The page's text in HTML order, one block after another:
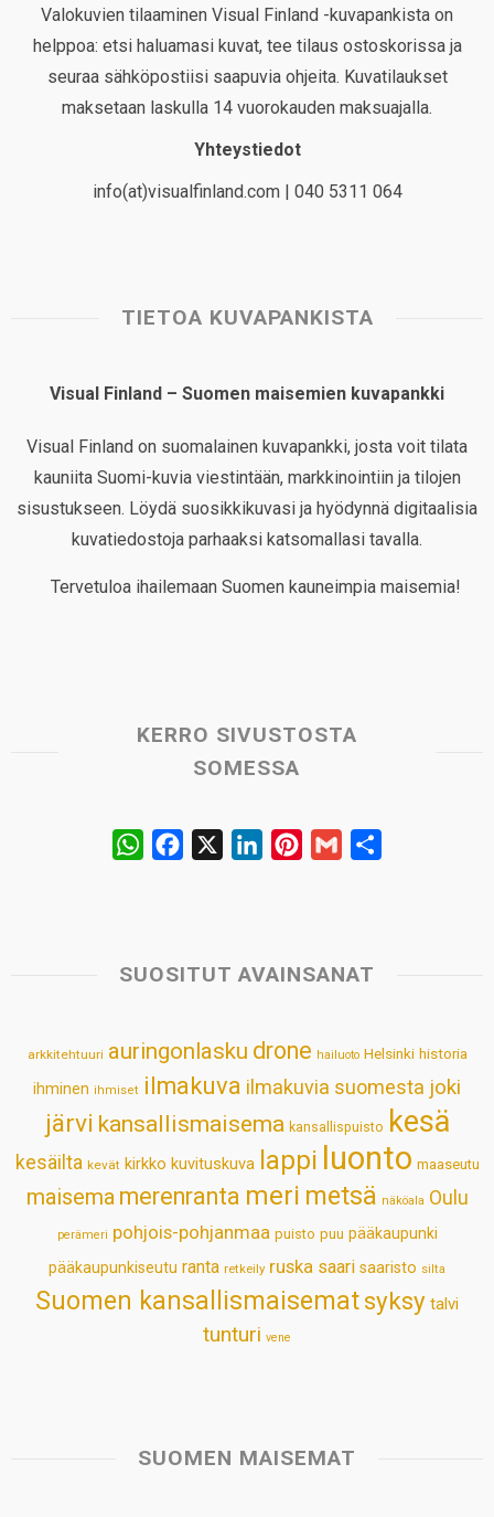
Valokuvien tilaaminen Visual Finland -kuvapankista on
helppoa: etsi haluamasi kuvat, tee tilaus ostoskorissa ja
seuraa sähköpostiisi saapuvia ohjeita. Kuvatilaukset
maksetaan laskulla 14 vuorokauden maksuajalla.
Yhteystiedot
info(at)visualfinland.com | 040 5311 064
TIETOA KUVAPANKISTA
Visual Finland – Suomen maisemien kuvapankki
Visual Finland on suomalainen kuvapankki, josta voit tilata
kauniita Suomi-kuvia viestintään, markkinointiin ja tilojen
sisustukseen. Löydä suosikkikuvasi ja hyödynnä digitaalisia
kuvatiedostoja parhaaksi katsomallasi tavalla.
Tervetuloa ihailemaan Suomen kauneimpia maisemia!
KERRO SIVUSTOSTA
SOMESSA
W
s
p
b
k
e
n
e
s
t
l
SUOSITUT AVAINSANAT
arkkitehtuuri auringonlasku drone hailuoto Helsinki historia
ihminen ihmiset ilmakuva ilmakuvia suomesta joki
järvi kansallismaisema kansallispuisto kesä
kesäilta kevät kirkko kuvituskuva lappi luonto maaseutu
maisema merenranta meri metsä näköala Oulu
perämeri pohjois-pohjanmaa puisto puu pääkaupunki
pääkaupunkiseutu ranta retkeily ruska saari saaristo silta
Suomen kansallismaisematsyksy talvi
tunturi vene
SUOMEN MAISEMAT